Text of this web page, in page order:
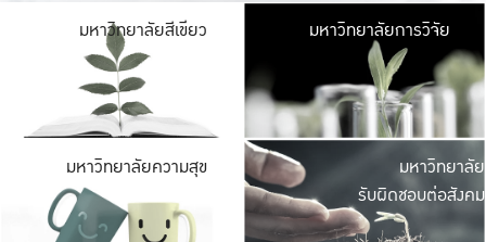
มหาวิทยาลัยสีเขียว มหาวิ
มีพื้นที่เขียวสดใส
เป็นป่าในเมือง เกษต
มหาวิทยาลัยการวิจัย
มหาวิทยาลัยความสุข มหาวิ
ค
เปิดประ
และพบเรื่องราวใ
มหาวิทยาลัย
รับผิดชอบต่อสังคม